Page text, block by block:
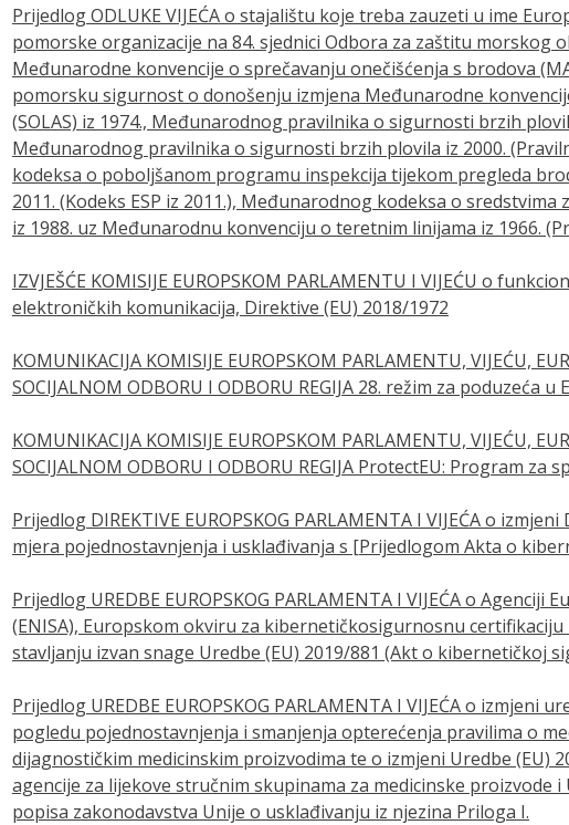
Prijedlog ODLUKE VIJEĆA o stajalištu koje treba zauzeti u ime
pomorske organizacije na 84. sjednici Odbora za zaštitu morskog
Međunarodne konvencije o sprečavanju onečišćenja s brodova
pomorsku sigurnost o donošenju izmjena Međunarodne
(SOLAS) iz 1974., Međunarodnog pravilnika o sigurnosti brzih
Međunarodnog pravilnika o sigurnosti brzih plovila iz 2000.
kodeksa o poboljšanom programu inspekcija tijekom pregleda
2011. (Kodeks ESP iz 2011.), Međunarodnog kodeksa o sredstvima
iz 1988. uz Međunarodnu konvenciju o teretnim linijama iz 1966.
IZVJEŠĆE KOMISIJE EUROPSKOM PARLAMENTU I VIJEĆU o
elektroničkih komunikacija, Direktive (EU) 2018/1972
KOMUNIKACIJA KOMISIJE EUROPSKOM PARLAMENTU, VIJEĆU,
SOCIJALNOM ODBORU I ODBORU REGIJA 28. režim za poduzeća u
KOMUNIKACIJA KOMISIJE EUROPSKOM PARLAMENTU, VIJEĆU,
SOCIJALNOM ODBORU I ODBORU REGIJA ProtectEU: Program
Prijedlog DIREKTIVE EUROPSKOG PARLAMENTA I VIJEĆA o
mjera pojednostavnjenja i usklađivanja s [Prijedlogom Akta o
Prijedlog UREDBE EUROPSKOG PARLAMENTA I VIJEĆA o
(ENISA), Europskom okviru za kibernetičkosigurnosnu
stavljanju izvan snage Uredbe (EU) 2019/881 (Akt o kibernetičkoj
Prijedlog UREDBE EUROPSKOG PARLAMENTA I VIJEĆA o izmjeni
pogledu pojednostavnjenja i smanjenja opterećenja pravilima o
dijagnostičkim medicinskim proizvodima te o izmjeni Uredbe (EU)
agencije za lijekove stručnim skupinama za medicinske proizvode i
popisa zakonodavstva Unije o usklađivanju iz njezina Priloga I.